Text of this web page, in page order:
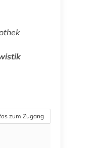
zum Zugang